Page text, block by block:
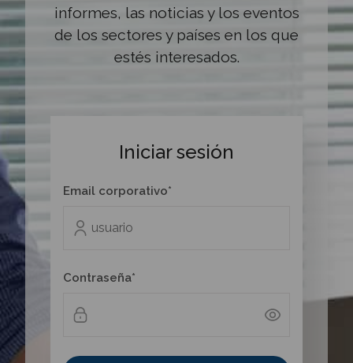
informes, las noticias y los eventos
de los sectores y países en los que
estés interesados.
Iniciar sesión
Email corporativo*
Contraseña*